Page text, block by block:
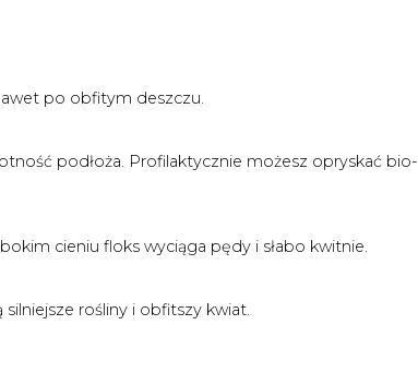
po obfitym deszczu.
podłoża. Profilaktycznie możesz opryskać bio-
cieniu floks wyciąga pędy i słabo kwitnie.
rośliny i obfitszy kwiat.